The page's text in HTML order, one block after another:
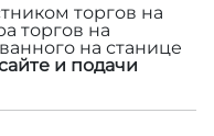
торгов на
торгов на
на станице
и подачи